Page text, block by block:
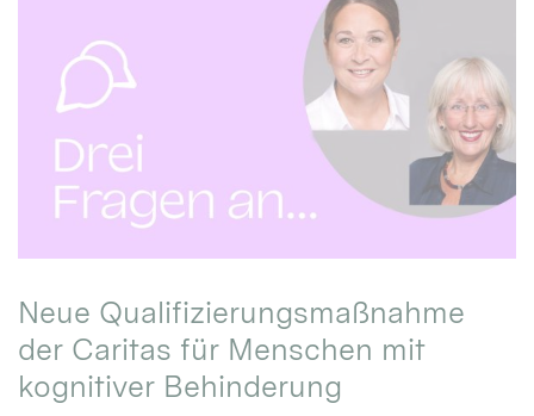
Neue Qualifizierungsmaßnahme
der Caritas für Menschen mit
kognitiver Behinderung